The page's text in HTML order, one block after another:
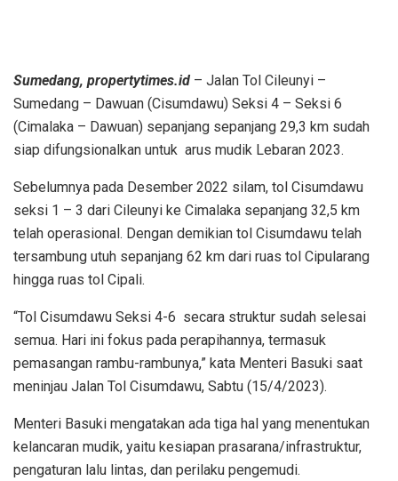
Sumedang, propertytimes.id – Jalan Tol Cileunyi –
Sumedang – Dawuan (Cisumdawu) Seksi 4 – Seksi 6
(Cimalaka – Dawuan) sepanjang sepanjang 29,3 km sudah
siap difungsionalkan untuk arus mudik Lebaran 2023.
Sebelumnya pada Desember 2022 silam, tol Cisumdawu
seksi 1 – 3 dari Cileunyi ke Cimalaka sepanjang 32,5 km
telah operasional. Dengan demikian tol Cisumdawu telah
tersambung utuh sepanjang 62 km dari ruas tol Cipularang
hingga ruas tol Cipali.
“Tol Cisumdawu Seksi 4-6 secara struktur sudah selesai
semua. Hari ini fokus pada perapihannya, termasuk
pemasangan rambu-rambunya,” kata Menteri Basuki saat
meninjau Jalan Tol Cisumdawu, Sabtu (15/4/2023).
Menteri Basuki mengatakan ada tiga hal yang menentukan
kelancaran mudik, yaitu kesiapan prasarana/infrastruktur,
pengaturan lalu lintas, dan perilaku pengemudi.